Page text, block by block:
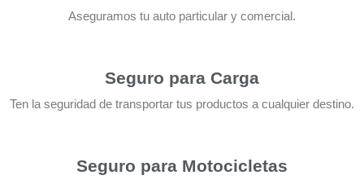
Aseguramos tu auto particular y comercial.
Seguro para Carga
Ten la seguridad de transportar tus productos a cualquier destino.
Seguro para Motocicletas